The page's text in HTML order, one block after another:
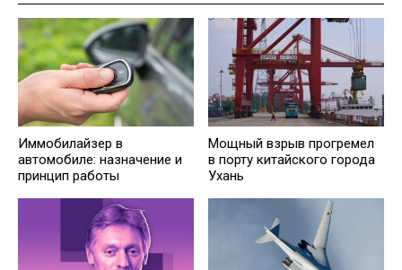
Иммобилайзер в
автомобиле: назначение и
принцип работы
Мощный взрыв прогремел
в порту китайского города
Ухань